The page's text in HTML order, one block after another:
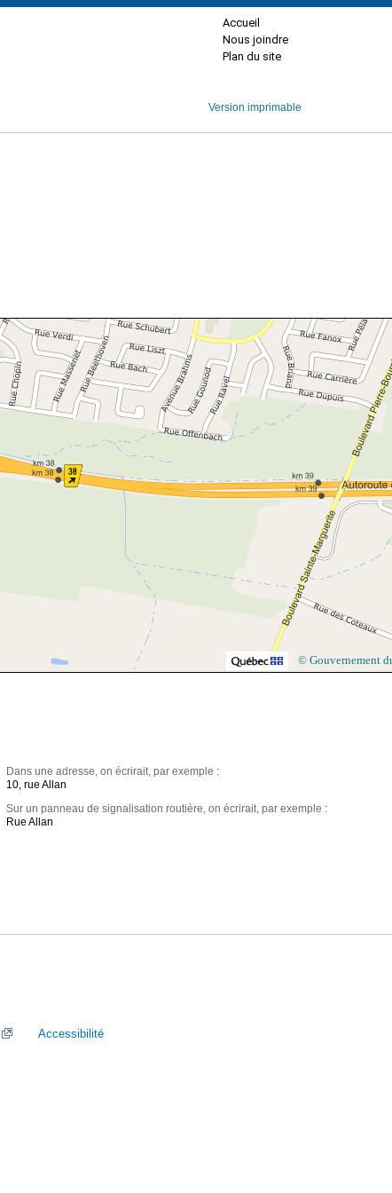
Accueil
Nous joindre
Plan du site
Version imprimable
© Gouvernement
Dans une adresse, on écrirait, par exemple :
10, rue Allan
Sur un panneau de signalisation routière, on écrirait, par exemple :
Rue Allan
Accessibilité